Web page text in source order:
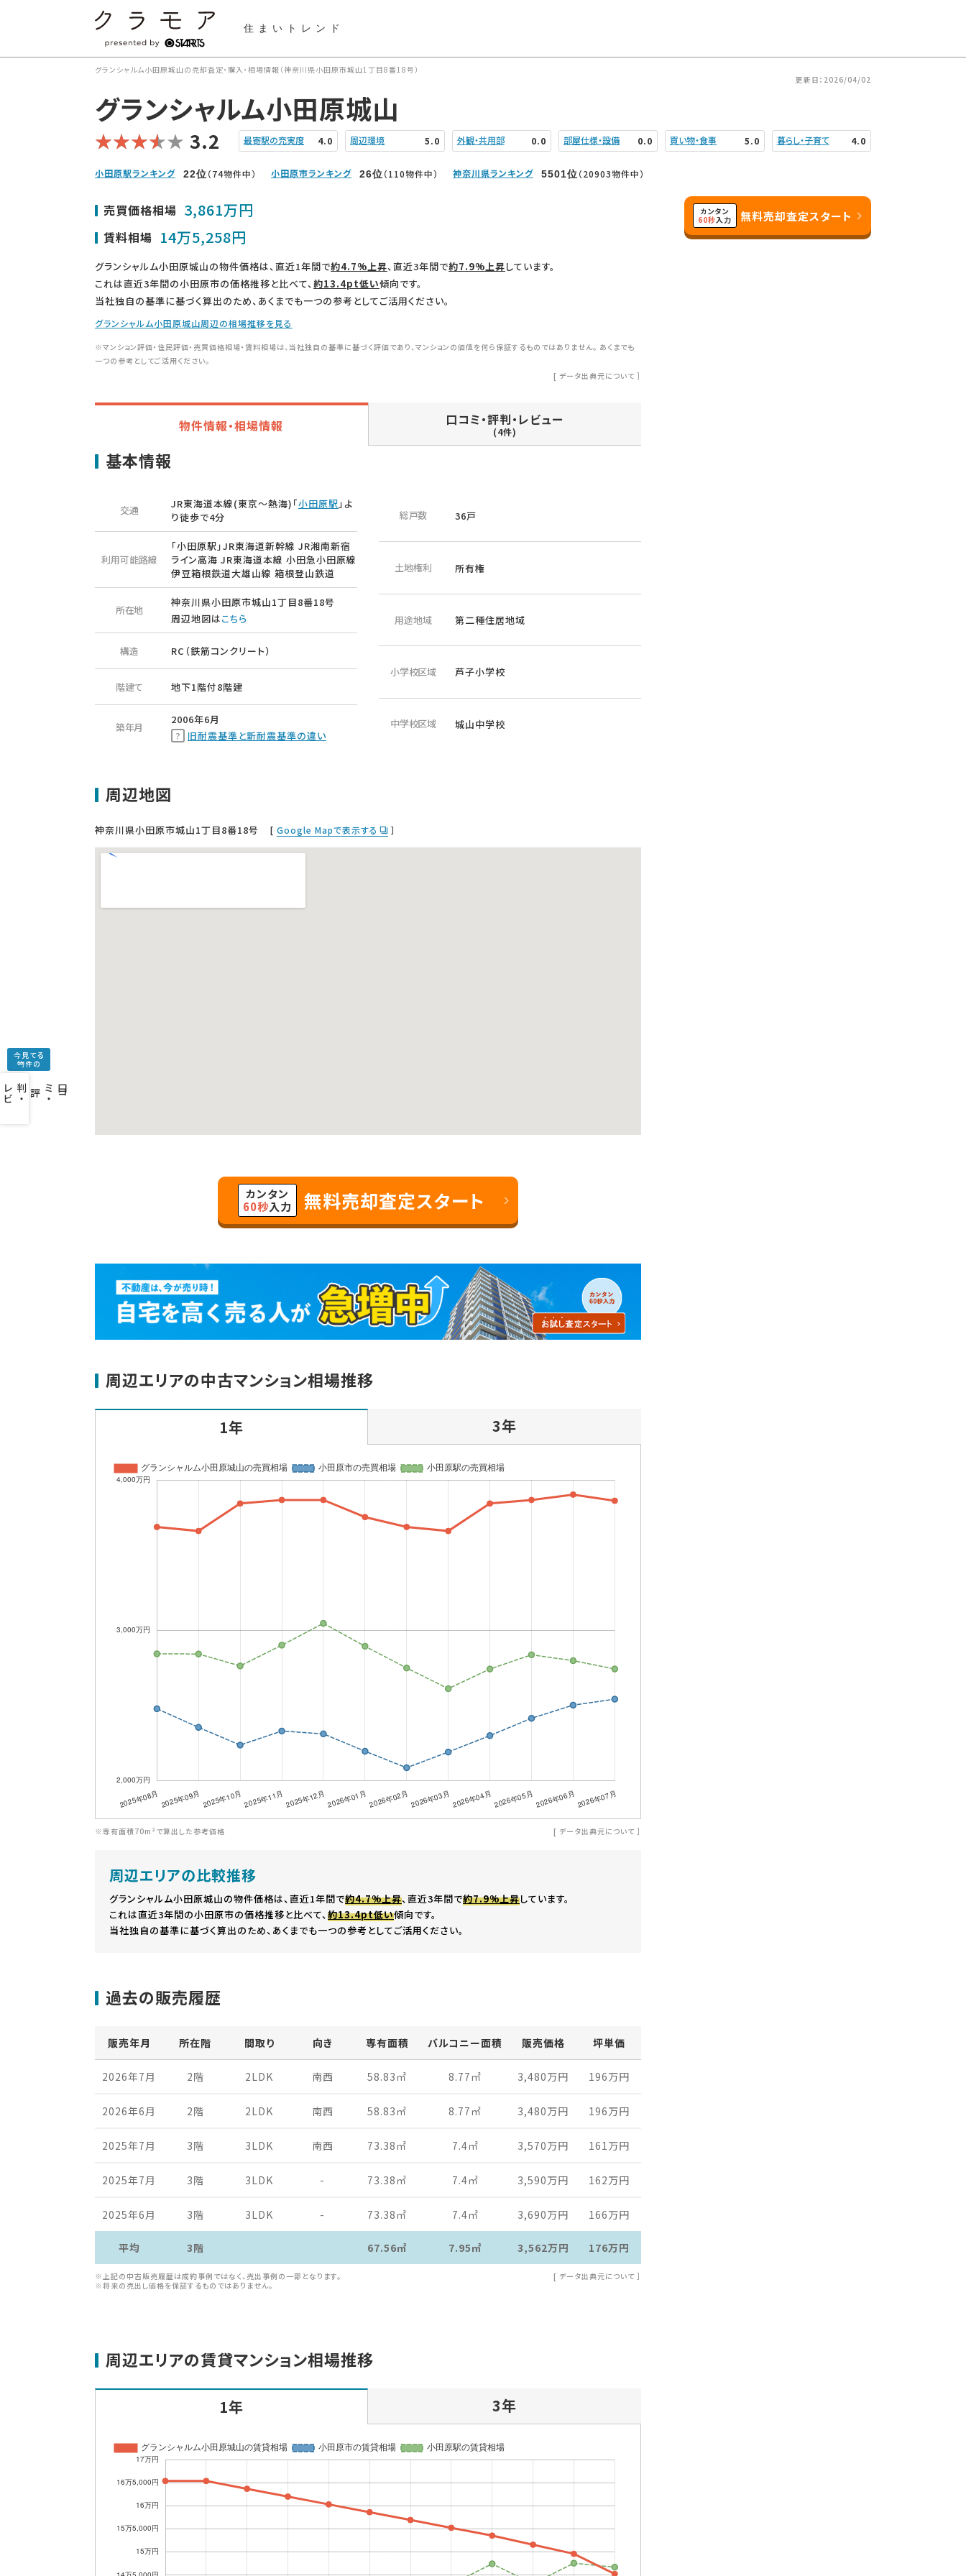
住まいトレンド
グランシャルム小田原城山の売却査定・購入・相場情報（神奈川県小田原市城山1丁目8番18号）
更新日：2026/04/02
グランシャルム小田原城山
3.2 最寄駅の充実度 4.0 周辺環境 5.0 外観・共用部 0.0 部屋仕様・設備 0.0 買い物・食事 5.0 暮らし・子育て 4.0
小田原駅ランキング 22位（74物件中） 小田原市ランキング 26位（110物件中） 神奈川県ランキング 5501位（20903物件中）
今見てる
物件の
口
コ
ミ
・
評 判
・
レ
ビ
ュ
ー
を
み
売買価格相場 3,861万円
賃料相場 14万5,258円
グランシャルム小田原城山の物件価格は、直近1年間で約4.7%上昇、直近3年間で約7.9%上昇しています。
これは直近3年間の小田原市の価格推移と比べて、約13.4pt低い傾向です。
当社独自の基準に基づく算出のため、あくまでも一つの参考としてご活用ください。
グランシャルム小田原城山周辺の相場推移を見る
※マンション評価・住民評価・売買価格相場・賃料相場は、当社独自の基準に基づく評価であり、マンションの価値を何ら保証するものではありません。 あくまでも
一つの参考としてご活用ください。
[ データ出典元について ］
物件情報・相場情報 口コミ・評判・レビュー
(4件)
基本情報
交通 JR東海道本線(東京～熱海)「小田原駅 」よ
り徒歩で4分
利用可能路線
「小田原駅」JR東海道新幹線 JR湘南新宿
ライン高海 JR東海道本線 小田急小田原線
伊豆箱根鉄道大雄山線 箱根登山鉄道
所在地
神奈川県小田原市城山1丁目8番18号
周辺地図はこちら
構造 RC（鉄筋コンクリート）
階建て 地下1階付8階建
築年月
2006年6月
旧耐震基準と新耐震基準の違い
総戸数 36戸
土地権利 所有権
用途地域 第二種住居地域
小学校区域 芦子小学校
中学校区域 城山中学校
周辺地図
神奈川県小田原市城山1丁目8番18号 [ Google Mapで表示する ］
カンタン
60秒入力 無料売却査定スタート
周辺エリアの中古マンション相場推移
1年 3年
※専有面積70m²で算出した参考価格 [ データ出典元について ］
周辺エリアの比較推移
グランシャルム小田原城山の物件価格は、直近1年間で約4.7%上昇、直近3年間で約7.9%上昇しています。
これは直近3年間の小田原市の価格推移と比べて、 約13.4pt低い傾向です。
当社独自の基準に基づく算出のため、あくまでも一つの参考としてご活用ください。
過去の販売履歴
販売年月 所在階 間取り 向き 専有面積 バルコニー面積 販売価格 坪単価
2026年7月 2階 2LDK 南西 58.83 ㎡ 8.77 ㎡ 3,480万円 196万円
2026年6月 2階 2LDK 南西 58.83 ㎡ 8.77 ㎡ 3,480万円 196万円
2025年7月 3階 3LDK 南西 73.38 ㎡ 7.4㎡ 3,570万円 161万円
2025年7月 3階 3LDK - 73.38 ㎡ 7.4㎡ 3,590万円 162万円
2025年6月 3階 3LDK - 73.38 ㎡ 7.4㎡ 3,690万円 166万円
平均 3階 67.56㎡ 7.95㎡ 3,562万円 176万円
※上記の中古販売履歴は成約事例ではなく、売出事例の一部となります。
※将来の売出し価格を保証するものではありません。
[ データ出典元について ］
周辺エリアの賃貸マンション相場推移
1年 3年
カンタン
60秒入力 無料売却査定スタート